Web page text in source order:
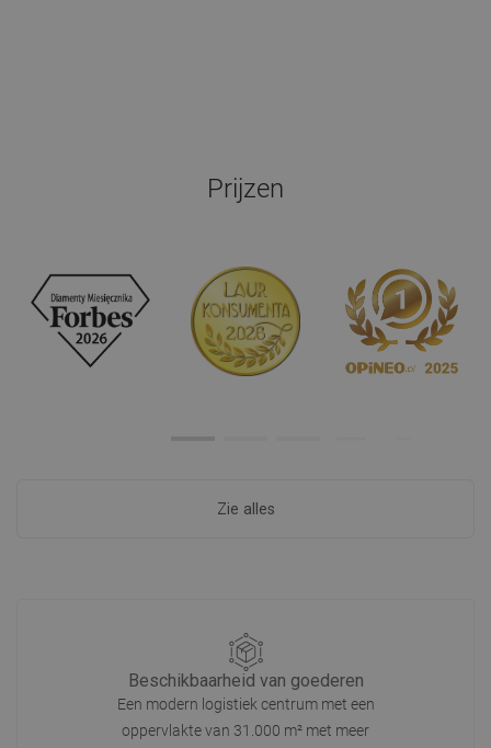
Prijzen
Zie alles
Beschikbaarheid van goederen
Een modern logistiek centrum met een
oppervlakte van 31.000 m² met meer